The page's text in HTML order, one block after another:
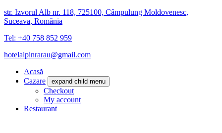
str. Izvorul Alb nr. 118, 725100, Câmpulung Moldovenesc,
Suceava, România
Tel: +40 758 852 959
hotelalpinrarau@gmail.com
Acasă
Cazare
expand child menu
Checkout
My account
Restaurant